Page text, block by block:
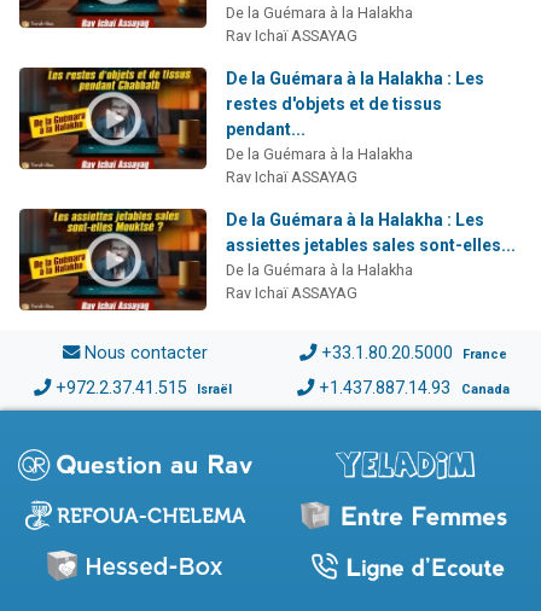
De la Guémara à la Halakha
Rav Ichaï ASSAYAG
De la Guémara à la Halakha : Les
restes d'objets et de tissus
pendant...
De la Guémara à la Halakha
Rav Ichaï ASSAYAG
De la Guémara à la Halakha : Les
assiettes jetables sales sont-elles...
De la Guémara à la Halakha
Rav Ichaï ASSAYAG
Nous contacter +33.1.80.20.5000 France
+972.2.37.41.515 Israël +1.437.887.14.93 Canada